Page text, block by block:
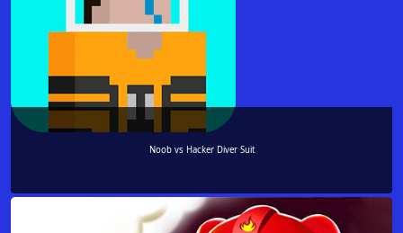
Noob vs Hacker Diver Suit